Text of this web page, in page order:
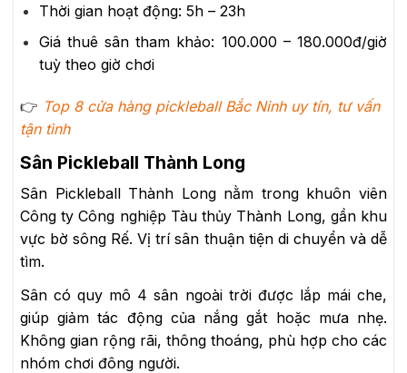
Thời gian hoạt động: 5h – 23h
Giá thuê sân tham khảo: 100.000 – 180.000đ/giờ
tuỳ theo giờ chơi
👉 Top 8 cửa hàng pickleball Bắc Ninh uy tín, tư vấn
tận tình
Sân Pickleball Thành Long
Sân Pickleball Thành Long nằm trong khuôn viên
Công ty Công nghiệp Tàu thủy Thành Long, gần khu
vực bờ sông Rế. Vị trí sân thuận tiện di chuyển và dễ
tìm.
Sân có quy mô 4 sân ngoài trời được lắp mái che,
giúp giảm tác động của nắng gắt hoặc mưa nhẹ.
Không gian rộng rãi, thông thoáng, phù hợp cho các
nhóm chơi đông người.